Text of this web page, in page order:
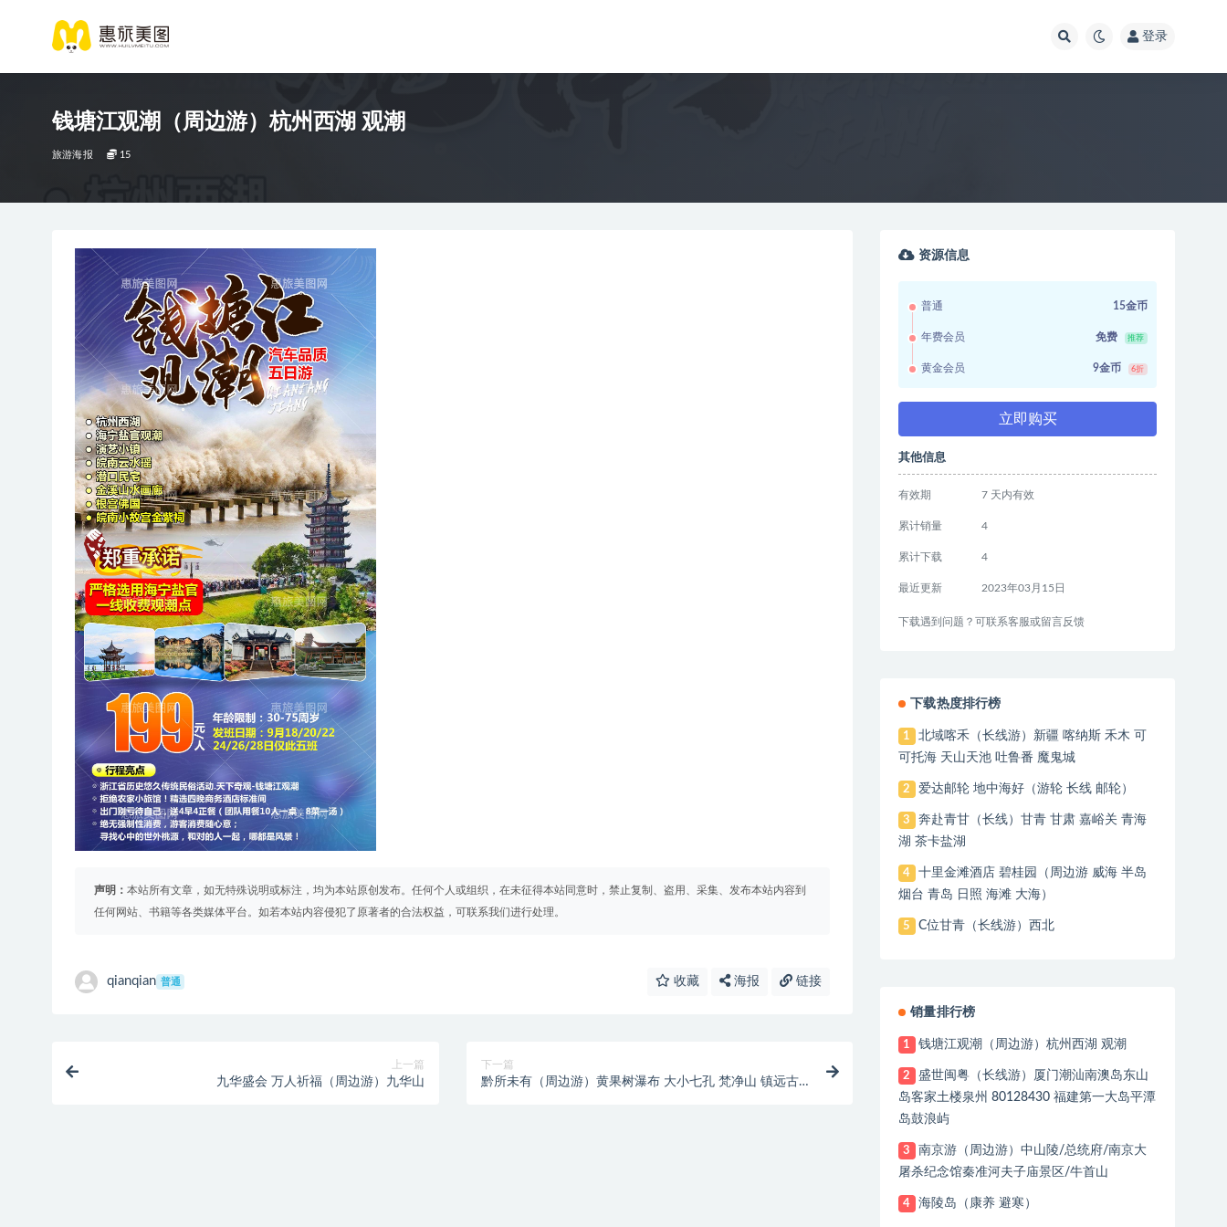
登录
钱塘江观潮（周边游）杭州西湖 观潮
旅游海报 15
声明： 本站所有文章，如无特殊说明或标注，均为本站原创发布。任何个人或组织，在未征得本站同意时，禁止复制、盗用、采集、发布本站内容到
任何网站、书籍等各类媒体平台。如若本站内容侵犯了原著者的合法权益，可联系我们进行处理。
qianqian 普通 收藏 海报 链接
上一篇
九华盛会 万人祈福（周边游）九华山
下一篇
黔所未有（周边游）黄果树瀑布 大小七孔 梵净山 镇远古镇
资源信息
普通 15金币
年费会员 免费 推荐
黄金会员 9金币 6折
立即购买
其他信息
有效期 7 天内有效
累计销量 4
累计下载 4
最近更新 2023年03月15日
下载遇到问题？可联系客服或留言反馈
下载热度排行榜
1
北域喀禾（长线游）新疆 喀纳斯 禾木 可
可托海 天山天池 吐鲁番 魔鬼城
2 爱达邮轮 地中海好（游轮 长线 邮轮）
3
奔赴青甘（长线）甘青 甘肃 嘉峪关 青海
湖 茶卡盐湖
4
十里金滩酒店 碧桂园（周边游 威海 半岛
烟台 青岛 日照 海滩 大海）
5 C位甘青（长线游）西北
销量排行榜
1 钱塘江观潮（周边游）杭州西湖 观潮
2
盛世闽粤（长线游）厦门潮汕南澳岛东山
岛客家土楼泉州 80128430 福建第一大岛平潭
岛鼓浪屿
3
南京游（周边游）中山陵/总统府/南京大
屠杀纪念馆秦准河夫子庙景区/牛首山
4 海陵岛（康养 避寒）